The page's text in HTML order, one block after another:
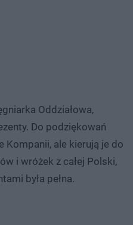
Oddziałowa,
Do podziękowań
Kompanii, ale kierują je do
i wróżek z całej Polski,
była pełna.